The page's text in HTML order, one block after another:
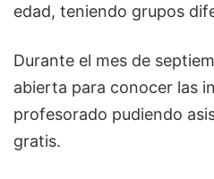
edad, teniendo grupos
Durante el mes de
abierta para conocer las
profesorado pudiendo
gratis.